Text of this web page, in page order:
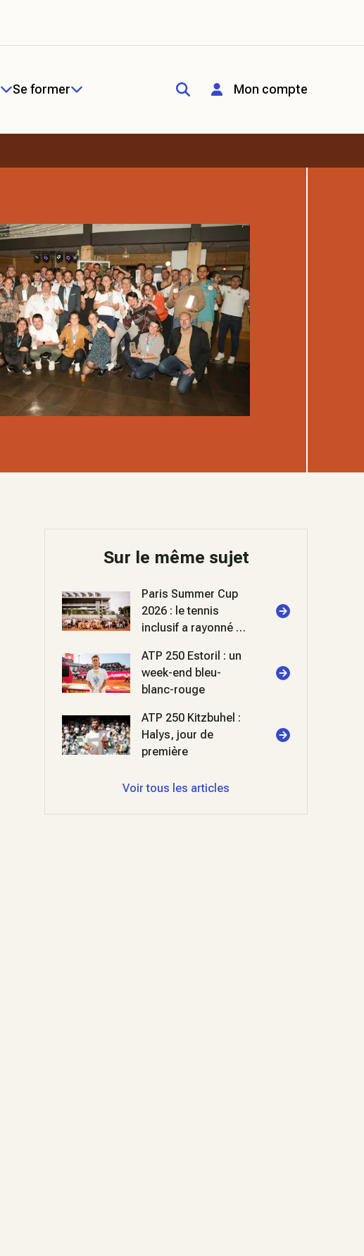
Se former Mon compte
Sur le même sujet
Paris Summer Cup
2026 : le tennis
inclusif a rayonné à
ATP 250 Estoril : un
week-end bleu-
blanc-rouge
ATP 250 Kitzbuhel :
Halys, jour de
première
Voir tous les articles